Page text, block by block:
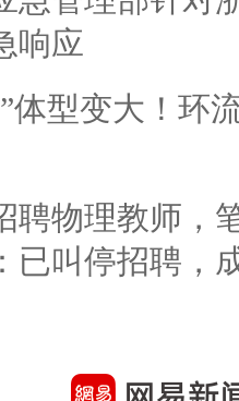
响应
体型变大！环
聘物理教师，
已叫停招聘，